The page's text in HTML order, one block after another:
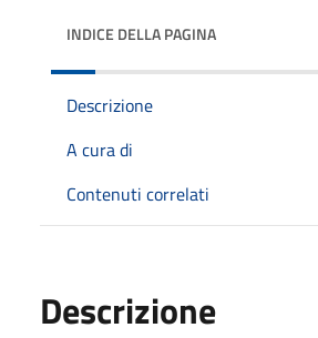
INDICE DELLA PAGINA
Descrizione
A cura di
Contenuti correlati
Descrizione